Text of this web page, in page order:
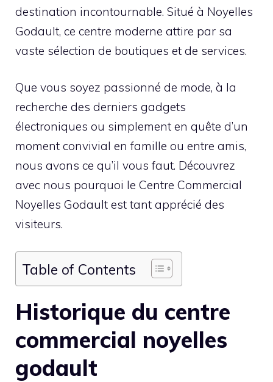
destination incontournable. Situé à Noyelles
Godault, ce centre moderne attire par sa
vaste sélection de boutiques et de services.
Que vous soyez passionné de mode, à la
recherche des derniers gadgets
électroniques ou simplement en quête d’un
moment convivial en famille ou entre amis,
nous avons ce qu’il vous faut. Découvrez
avec nous pourquoi le Centre Commercial
Noyelles Godault est tant apprécié des
visiteurs.
Table of Contents
Historique du centre
commercial noyelles
godault